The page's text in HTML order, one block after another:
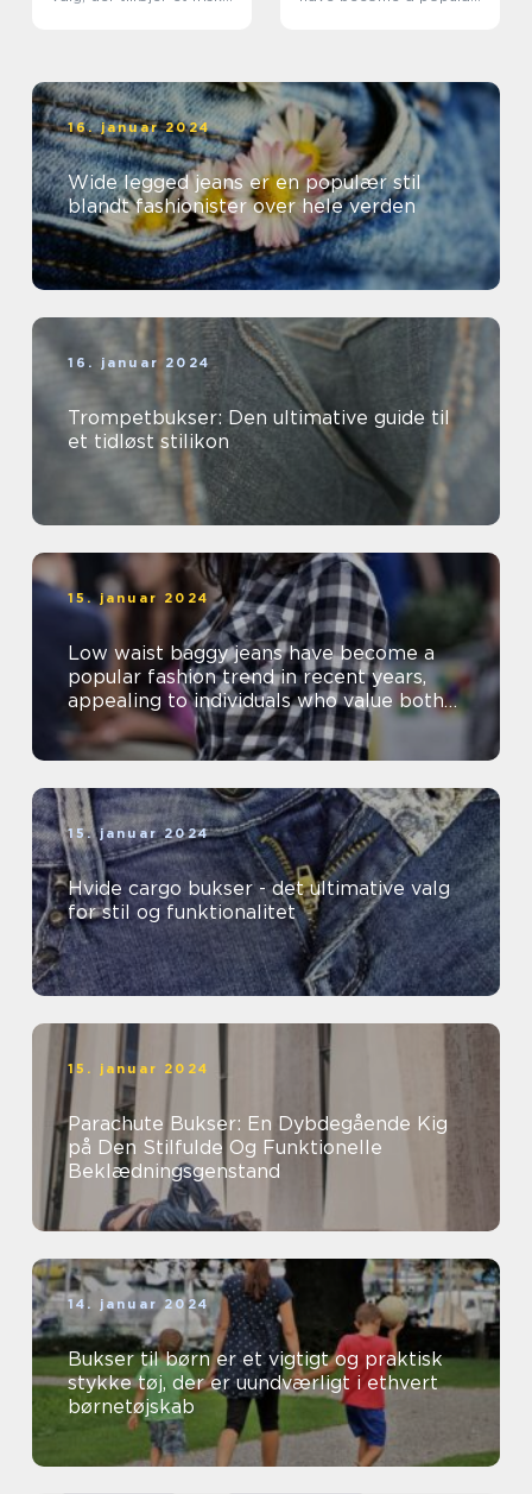
16. januar 2024
Wide legged jeans er en populær stil
blandt fashionister over hele verden
16. januar 2024
Trompetbukser: Den ultimative guide til
et tidløst stilikon
15. januar 2024
Low waist baggy jeans have become a
popular fashion trend in recent years,
appealing to individuals who value both
comfort and style
15. januar 2024
Hvide cargo bukser - det ultimative valg
for stil og funktionalitet
15. januar 2024
Parachute Bukser: En Dybdegående Kig
på Den Stilfulde Og Funktionelle
Beklædningsgenstand
14. januar 2024
Bukser til børn er et vigtigt og praktisk
stykke tøj, der er uundværligt i ethvert
børnetøjskab